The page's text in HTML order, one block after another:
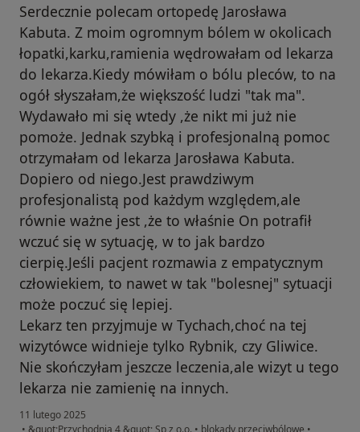
Serdecznie polecam ortopedę Jarosława
Kabuta. Z moim ogromnym bólem w okolicach
łopatki,karku,ramienia wędrowałam od lekarza
do lekarza.Kiedy mówiłam o bólu pleców, to na
ogół słyszałam,że większość ludzi "tak ma".
Wydawało mi się wtedy ,że nikt mi już nie
pomoże. Jednak szybką i profesjonalną pomoc
otrzymałam od lekarza Jarosława Kabuta.
Dopiero od niego.Jest prawdziwym
profesjonalistą pod każdym względem,ale
równie ważne jest ,że to właśnie On potrafił
wczuć się w sytuację, w to jak bardzo
cierpię.Jeśli pacjent rozmawia z empatycznym
człowiekiem, to nawet w tak "bolesnej" sytuacji
może poczuć się lepiej.
Lekarz ten przyjmuje w Tychach,choć na tej
wizytówce widnieje tylko Rybnik, czy Gliwice.
Nie skończyłam jeszcze leczenia,ale wizyt u tego
lekarza nie zamienię na innych.
11 lutego 2025
• &quot;Przychodnia 4 &quot; Sp z o.o. • blokady przeciwbólowe •